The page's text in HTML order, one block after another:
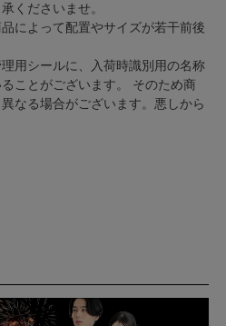
くださいませ。
によって配置やサイズが若干前後
用シールに、入荷時識別用の名称
ことがございます。 そのため商
なる場合がございます。悪しから